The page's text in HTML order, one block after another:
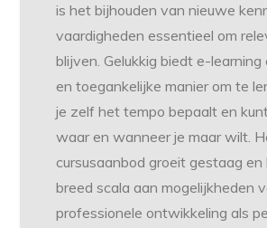
is het bijhouden van nieuwe
vaardigheden essentieel om
blijven. Gelukkig biedt e-
en toegankelijke manier om te
je zelf het tempo bepaalt en
waar en wanneer je maar wilt.
cursusaanbod groeit gestaag en
breed scala aan mogelijkheden
professionele ontwikkeling als